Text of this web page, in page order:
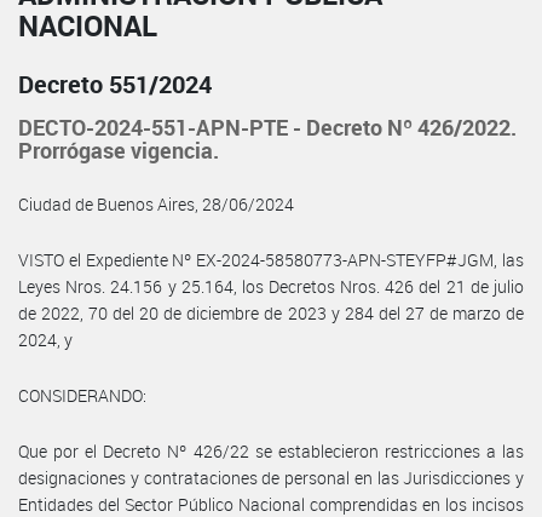
NACIONAL
Decreto 551/2024
DECTO-2024-551-APN-PTE - Decreto Nº 426/2022.
Prorrógase vigencia.
Ciudad de Buenos Aires, 28/06/2024
VISTO el Expediente Nº EX-2024-58580773-APN-STEYFP#JGM, las
Leyes Nros. 24.156 y 25.164, los Decretos Nros. 426 del 21 de julio
de 2022, 70 del 20 de diciembre de 2023 y 284 del 27 de marzo de
2024, y
CONSIDERANDO:
Que por el Decreto Nº 426/22 se establecieron restricciones a las
designaciones y contrataciones de personal en las Jurisdicciones y
Entidades del Sector Público Nacional comprendidas en los incisos